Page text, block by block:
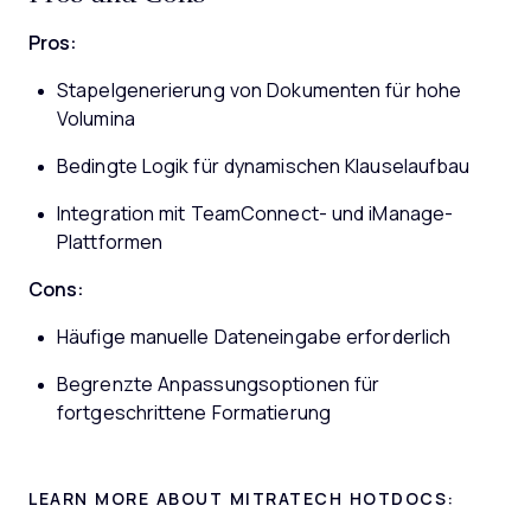
Pros:
Stapelgenerierung von Dokumenten für hohe
Volumina
Bedingte Logik für dynamischen Klauselaufbau
Integration mit TeamConnect- und iManage-
Plattformen
Cons:
Häufige manuelle Dateneingabe erforderlich
Begrenzte Anpassungsoptionen für
fortgeschrittene Formatierung
LEARN MORE ABOUT MITRATECH HOTDOCS: